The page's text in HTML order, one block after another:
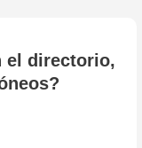
el directorio,